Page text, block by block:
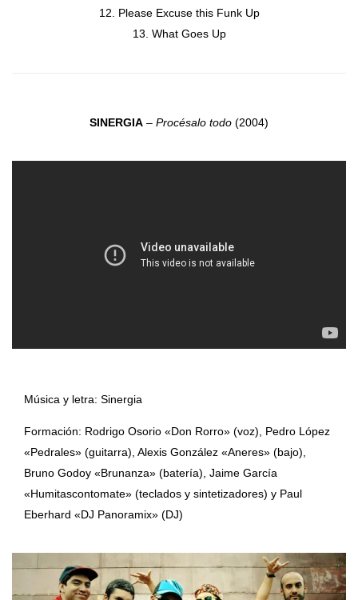
Please Excuse this Funk Up
What Goes Up
SINERGIA – Procésalo todo (2004)
Música y letra: Sinergia
Formación: Rodrigo Osorio «Don Rorro» (voz), Pedro López
«Pedrales» (guitarra), Alexis González «Aneres» (bajo),
Bruno Godoy «Brunanza» (batería), Jaime García
«Humitascontomate» (teclados y sintetizadores) y Paul
Eberhard «DJ Panoramix» (DJ)